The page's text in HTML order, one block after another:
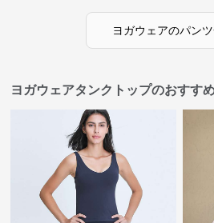
ヨガウェアのパンツ
ヨガウェアタンクトップのおすす